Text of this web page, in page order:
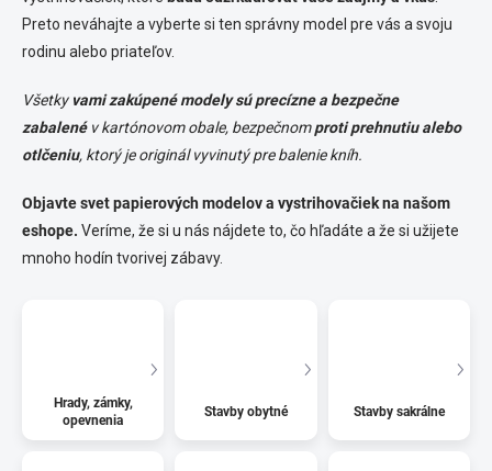
Preto neváhajte a vyberte si ten správny model pre vás a svoju
rodinu alebo priateľov.
Všetky vami zakúpené modely sú precízne a bezpečne
zabalenév kartónovom obale, bezpečnomproti prehnutiu alebo
otlčeniu, ktorý je originál vyvinutý pre balenie kníh.
Objavte svet papierových modelov a vystrihovačiek na našom
eshope. Veríme, že si u nás nájdete to, čo hľadáte a že si užijete
mnoho hodín tvorivej zábavy.
Hrady, zámky,
opevnenia
Stavby obytné Stavby sakrálne